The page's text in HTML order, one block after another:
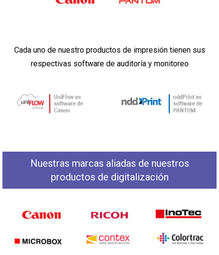
Cada uno de nuestro productos de impresión tienen sus
respectivas software de auditoría y monitoreo
Nuestras marcas aliadas de nuestros
productos de digitalización